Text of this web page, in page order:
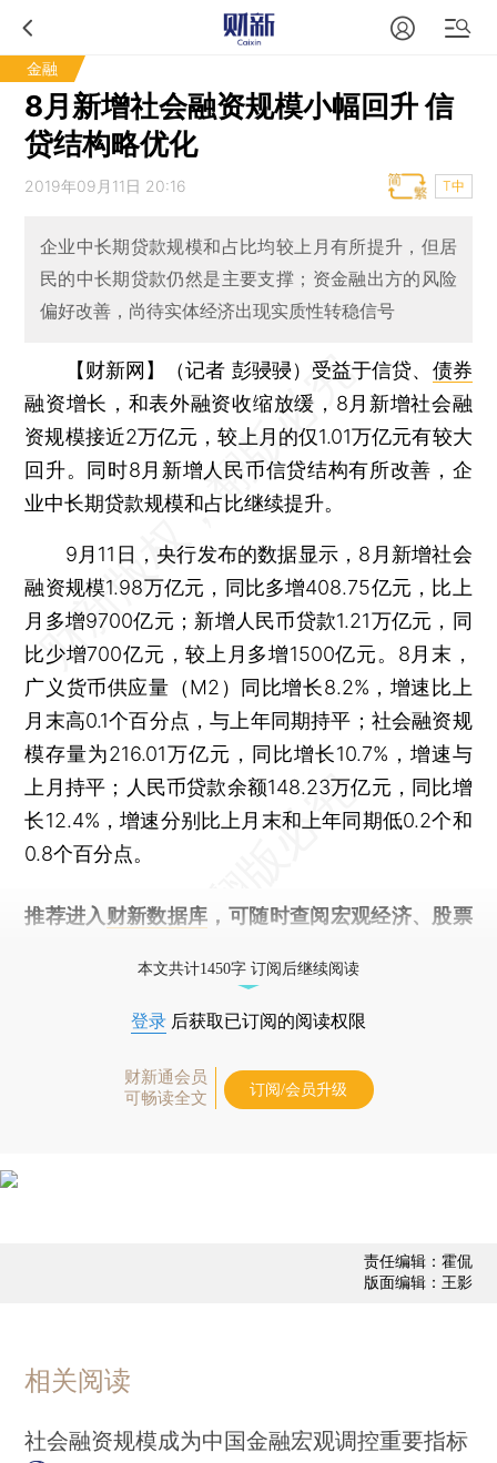
金融
8月新增社会融资规模小幅回升 信
贷结构略优化
2019年09月11日 20:16 T中
企业中长期贷款规模和占比均较上月有所提升，但居
民的中长期贷款仍然是主要支撑；资金融出方的风险
偏好改善，尚待实体经济出现实质性转稳信号
【财新网】（记者 彭骎骎） 受益于信贷、 债券
融资增长，和表外融资收缩放缓，8月新增社会融
资规模接近2万亿元，较上月的仅1.01万亿元有较大
回升。同时8月新增人民币信贷结构有所改善，企
业中长期贷款规模和占比继续提升。
9月11日，央行发布的数据显示，8月新增社会
融资规模1.98万亿元，同比多增408.75亿元，比上
月多增9700亿元；新增人民币贷款1.21万亿元，同
比少增700亿元，较上月多增1500亿元。8月末，
广义货币供应量（M2）同比增长8.2%，增速比上
月末高0.1个百分点，与上年同期持平；社会融资规
模存量为216.01万亿元，同比增长10.7%，增速与
上月持平；人民币贷款余额148.23万亿元，同比增
长12.4%，增速分别比上月末和上年同期低0.2个和
0.8个百分点。
推荐进入 财新数据库 ，可随时查阅宏观经济、股票
本文共计1450字 订阅后继续阅读
登录 后获取已订阅的阅读权限
财新通会员
可畅读全文
订阅/会员升级
责任编辑：霍侃
版面编辑：王影
相关阅读
社会融资规模成为中国金融宏观调控重要指标